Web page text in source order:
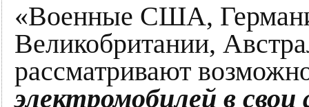
«Военные США,
Великобритании,
рассматривают
электромобилей в свои